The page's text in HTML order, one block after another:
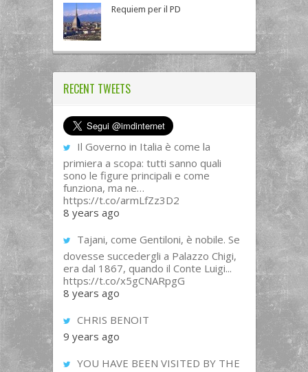
Requiem per il PD
RECENT TWEETS
Il Governo in Italia è come la
primiera a scopa: tutti sanno quali
sono le figure principali e come
funziona, ma ne…
https://t.co/armLfZz3D2
8 years ago
Tajani, come Gentiloni, è nobile. Se
dovesse succedergli a Palazzo Chigi,
era dal 1867, quando il Conte Luigi...
https://t.co/x5gCNARpgG
8 years ago
CHRIS BENOIT
9 years ago
YOU HAVE BEEN VISITED BY THE